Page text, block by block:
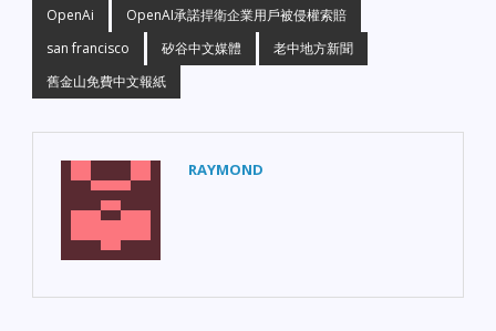
OpenAi
OpenAI承諾捍衛企業用戶被侵權索賠
san francisco
矽谷中文媒體
老中地方新聞
舊金山免費中文報紙
RAYMOND